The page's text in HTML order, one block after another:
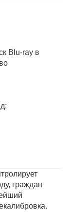
Blu-ray в
граждан